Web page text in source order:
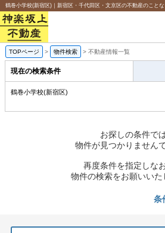
鶴巻小学校(新宿区)｜新宿区・千代田区・文京区の不動産のこと
TOPページ > 物件検索 > 不動産情報一覧
現在の検索条件
鶴巻小学校(新宿区)
お探しの条件で
物件が見つかりませんで
再度条件を指定しな
物件の検索をお願いいた
条